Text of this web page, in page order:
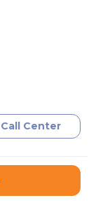
Call Center